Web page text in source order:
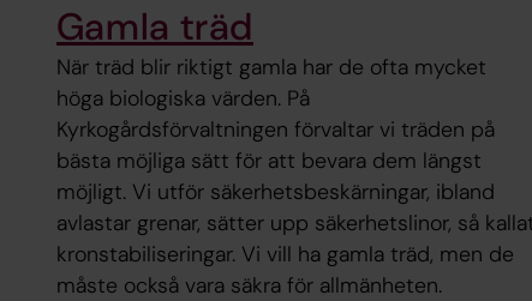
Gamla träd
När träd blir riktigt gamla har de ofta mycket
höga biologiska värden. På
Kyrkogårdsförvaltningen förvaltar vi träden på
bästa möjliga sätt för att bevara dem längst
möjligt. Vi utför säkerhetsbeskärningar, ibland
avlastar grenar, sätter upp säkerhetslinor, så
kronstabiliseringar. Vi vill ha gamla träd, men de
måste också vara säkra för allmänheten.